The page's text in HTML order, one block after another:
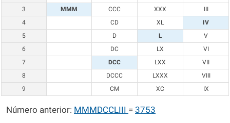
3
MMM CCC XXX
III
4
CD XL
IV
5
D L
V
6
DC LX
VI
7
DCC LXX
VII
8
DCCC LXXX
VIII
9
CM XC IX
Número anterior: MMMDCCLIII = 3753